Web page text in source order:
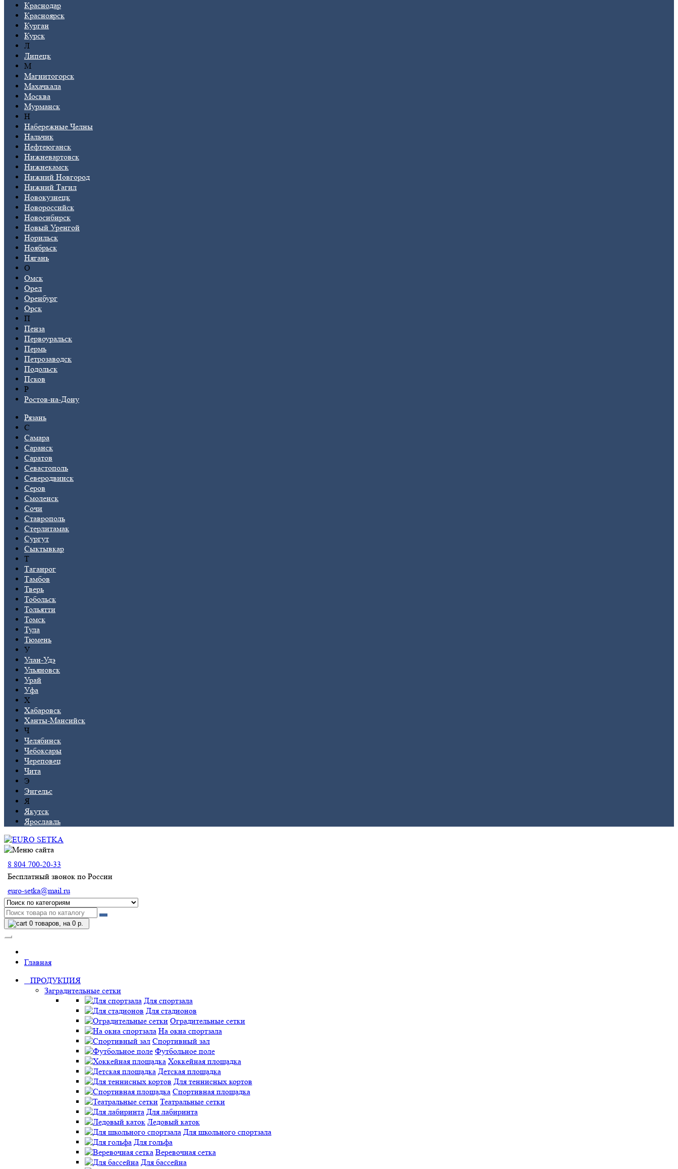
Краснодар
Красноярск
Курган
Курск
Л
Липецк
М
Магнитогорск
Махачкала
Москва
Мурманск
Н
Набережные Челны
Нальчик
Нефтеюганск
Нижневартовск
Нижнекамск
Нижний Новгород
Нижний Тагил
Новокузнецк
Новороссийск
Новосибирск
Новый Уренгой
Норильск
Ноябрьск
Нягань
О
Омск
Орел
Оренбург
Орск
П
Пенза
Первоуральск
Пермь
Петрозаводск
Подольск
Псков
Р
Ростов-на-Дону
Рязань
С
Самара
Саранск
Саратов
Севастополь
Северодвинск
Серов
Смоленск
Сочи
Ставрополь
Стерлитамак
Сургут
Сыктывкар
Т
Таганрог
Тамбов
Тверь
Тобольск
Тольятти
Томск
Тула
Тюмень
У
Улан-Удэ
Ульяновск
Урай
Уфа
Х
Хабаровск
Ханты-Мансийск
Ч
Челябинск
Чебоксары
Череповец
Чита
Э
Энгельс
Я
Якутск
Ярославль
8 804 700-20-33
Бесплатный звонок по России
euro-setka@mail.ru
0 товаров, на 0 р.
Главная
ПРОДУКЦИЯ
Заградительные сетки
Для спортзала
Для стадионов
Оградительные сетки
На окна спортзала
Спортивный зал
Футбольное поле
Хоккейная площадка
Детская площадка
Для теннисных кортов
Спортивная площадка
Театральные сетки
Для лабиринта
Ледовый каток
Для школьного спортзала
Для гольфа
Веревочная сетка
Для бассейна